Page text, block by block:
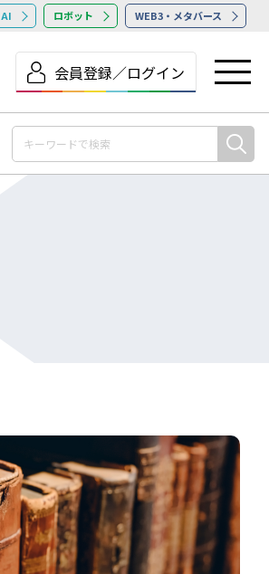
AI ロボット WEB3・メタバース
会員登録／ログイン